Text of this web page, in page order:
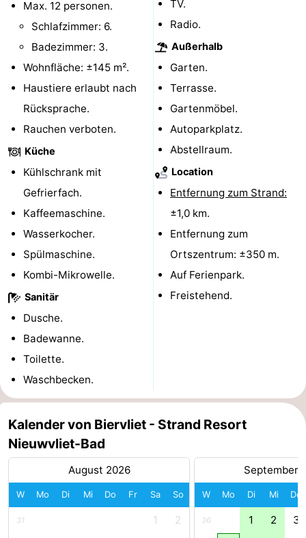
Max. 12 personen.
Schlafzimmer: 6.
Badezimmer: 3.
Wohnfläche: ±145 m².
Haustiere erlaubt nach
Rücksprache.
Rauchen verboten.
Küche
Kühlschrank mit
Gefrierfach.
Kaffeemaschine.
Wasserkocher.
Spülmaschine.
Kombi-Mikrowelle.
Sanitär
Dusche.
Badewanne.
Toilette.
Waschbecken.
TV.
Radio.
Außerhalb
Garten.
Terrasse.
Gartenmöbel.
Autoparkplatz.
Abstellraum.
Location
Entfernung zum Strand:
±1,0 km.
Entfernung zum
Ortszentrum: ±350 m.
Auf Ferienpark.
Freistehend.
Kalender von Biervliet - Strand Resort
Nieuwvliet-Bad
August 2026
W Mo Di Mi Do Fr Sa So
31 1 2
September
W Mo Di Mi Do
36 1 2 3